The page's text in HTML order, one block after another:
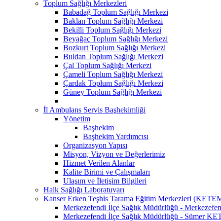
Toplum Sağlığı Merkezleri
Babadağ Toplum Sağlığı Merkezi
Baklan Toplum Sağlığı Merkezi
Bekilli Toplum Sağlığı Merkezi
Beyağaç Toplum Sağlığı Merkezi
Bozkurt Toplum Sağlığı Merkezi
Buldan Toplum Sağlığı Merkezi
Çal Toplum Sağlığı Merkezi
Çameli Toplum Sağlığı Merkezi
Çardak Toplum Sağlığı Merkezi
Güney Toplum Sağlığı Merkezi
İl Ambulans Servis Başhekimliği
Yönetim
Başhekim
Başhekim Yardımcısı
Organizasyon Yapısı
Misyon, Vizyon ve Değerlerimiz
Hizmet Verilen Alanlar
Kalite Birimi ve Çalışmaları
Ulaşım ve İletişim Bilgileri
Halk Sağlığı Laboratuvarı
Kanser Erken Teşhis Tarama Eğitim Merkezleri
Merkezefendi İlçe Sağlık Müdürlüğü -
Merkezefendi İlçe Sağlık Müdürlüğü - Sümer